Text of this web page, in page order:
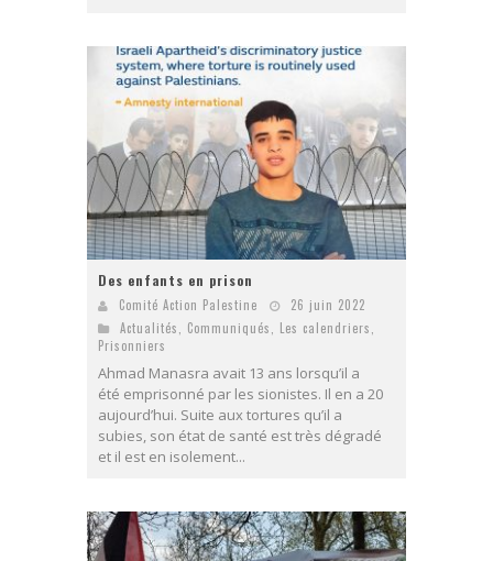
Des enfants en prison
Comité Action Palestine
26 juin 2022
Actualités
Communiqués Les calendriers
Prisonniers
Ahmad Manasra avait 13 ans lorsqu’il a
été emprisonné par les sionistes. Il en a 20
aujourd’hui. Suite aux tortures qu’il a
subies, son état de santé est très dégradé
et il est en isolement...